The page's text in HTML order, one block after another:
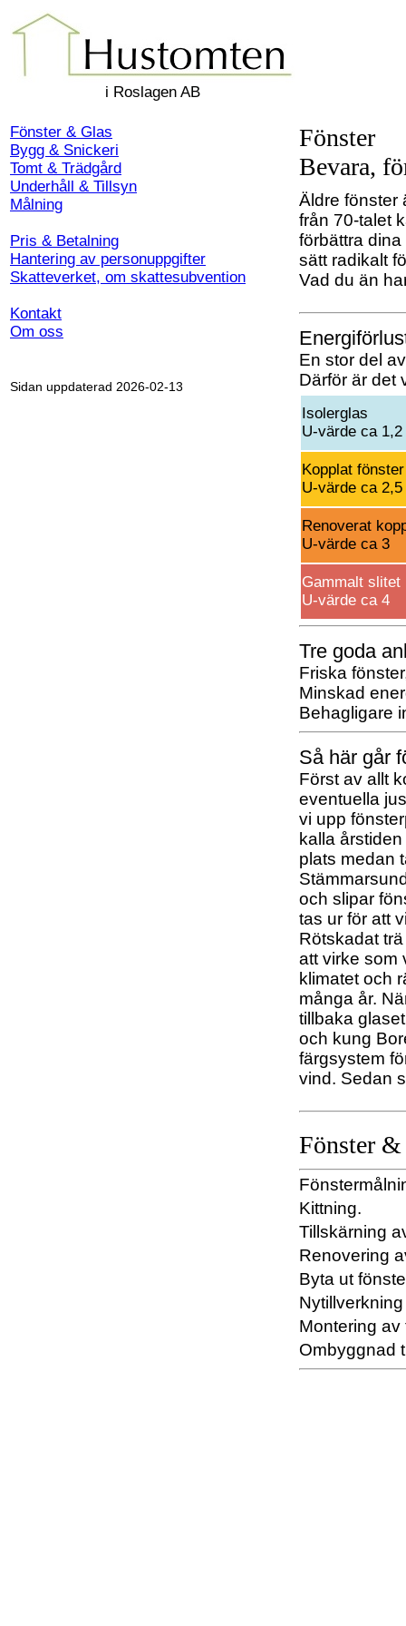
i Roslagen AB
Fönster & Glas
Bygg & Snickeri
Tomt & Trädgård
Underhåll & Tillsyn
Målning
Pris & Betalning
Hantering av personuppgifter
Skatteverket, om skattesubvention
Kontakt
Om oss
Sidan uppdaterad 2026-02-13
Fönster
Bevara,
Äldre fönster
från 70-talet
förbättra
sätt radikalt
Vad du än
En stor del
Därför är det
Isolerglas
U-värde ca 1,2
Kopplat
U-värde ca 2,5
Renoverat
U-värde ca 3
Gammalt slitet
U-värde ca 4
Tre goda
Friska
Minskad
Behagligare
Så här går
Först av allt
eventuella
vi upp
kalla
plats medan
och slipar
tas ur för att
Rötskadat
att virke som
klimatet och
många år.
tillbaka
och kung
färgsystem
vind. Sedan
Fönster &
Kittning.
Tillskärning
Renovering
Byta ut
Montering av
Ombyggnad